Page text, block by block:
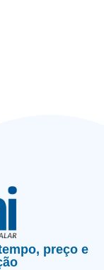
preço e